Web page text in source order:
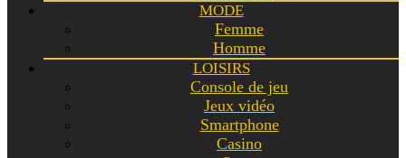
MODE
Femme
Homme
LOISIRS
Console de jeu
Jeux vidéo
Smartphone
Casino